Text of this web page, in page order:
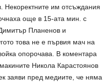
им отсъждания
още в 15-ата мин. с
Планенов и
това не е първия мач на
опорочава. В коментара
Никола Карастоянов
заяви пред медиите, че няма